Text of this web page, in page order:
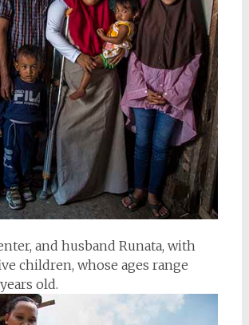
and husband Runata, with
children, whose ages range
old.